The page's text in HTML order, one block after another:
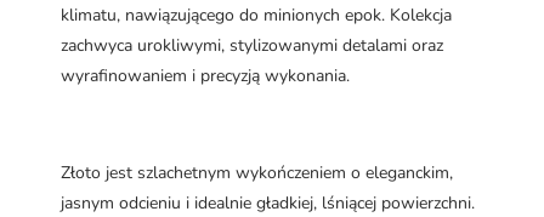
klimatu, nawiązującego do minionych epok. Kolekcja
zachwyca urokliwymi, stylizowanymi detalami oraz
wyrafinowaniem i precyzją wykonania.
Złoto jest szlachetnym wykończeniem o eleganckim,
jasnym odcieniu i idealnie gładkiej, lśniącej powierzchni.